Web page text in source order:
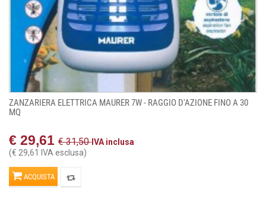
ZANZARIERA ELETTRICA MAURER 7W - RAGGIO D'AZIONE FINO A 30
MQ
€ 29,61 € 31,50 IVA inclusa
(€ 29,61 IVA esclusa)
ACQUISTA